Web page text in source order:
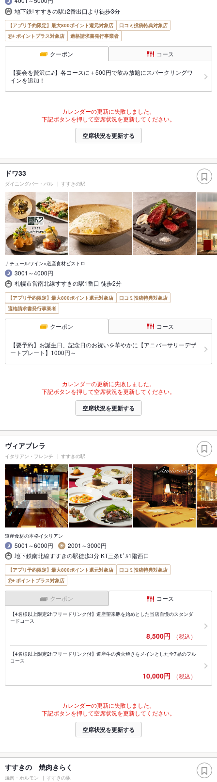
地下鉄｢すすきの駅｣2番出口より徒歩3分
【アプリ予約限定】最大800ポイント還元対象店
口コミ投稿特典対象店
ポイントプラス対象店
適格請求書発行事業者
クーポン コース
【宴会を贅沢に♪】各コースに＋500円で飲み放題にスパークリングワ
インを追加！
カレンダーの更新に失敗しました。
下記ボタンを押して空席状況を更新してください。
空席状況を更新する
ドワ33
ダイニングバー・バル すすきの駅
ナチュールワイン×道産食材ビストロ
3001～4000円
札幌市営南北線すすきの駅1番口 徒歩2分
【アプリ予約限定】最大800ポイント還元対象店
口コミ投稿特典対象店
適格請求書発行事業者
クーポン コース
【要予約】お誕生日、記念日のお祝いを華やかに【アニバーサリーデザ
ートプレート】1000円～
カレンダーの更新に失敗しました。
下記ボタンを押して空席状況を更新してください。
空席状況を更新する
ヴィアブレラ
イタリアン・フレンチ すすきの駅
道産食材の本格イタリアン
5001～6000円
2001～3000円
地下鉄南北線すすきの駅徒歩3分 KT三条ﾋﾞﾙ1階西口
【アプリ予約限定】最大800ポイント還元対象店
口コミ投稿特典対象店
ポイントプラス対象店
クーポン コース
【4名様以上限定2hフリードリンク付】道産望来豚を始めとした当店自慢のスタンダ
ードコース
8,500円 （税込）
【4名様以上限定2hフリードリンク付】道産牛の炭火焼きをメインとした全7品のフル
コース
10,000円 （税込）
カレンダーの更新に失敗しました。
下記ボタンを押して空席状況を更新してください。
空席状況を更新する
すすきの 焼肉きらく
焼肉・ホルモン すすきの駅